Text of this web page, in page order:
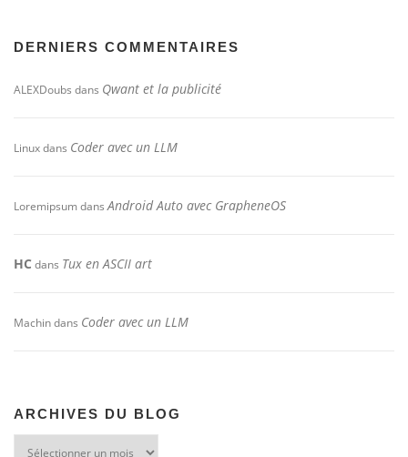
DERNIERS COMMENTAIRES
ALEXDoubs dans Qwant et la publicité
Linuxdans Coder avec un LLM
LoremipsumdansAndroid Auto avec GrapheneOS
HC dans Tux en ASCII art
Machindans Coder avec un LLM
ARCHIVES DU BLOG